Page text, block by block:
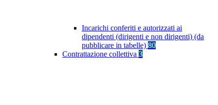
Incarichi conferiti e autorizzati ai
dipendenti (dirigenti e non dirigenti) (da
pubblicare in tabelle) 80
Contrattazione collettiva 3